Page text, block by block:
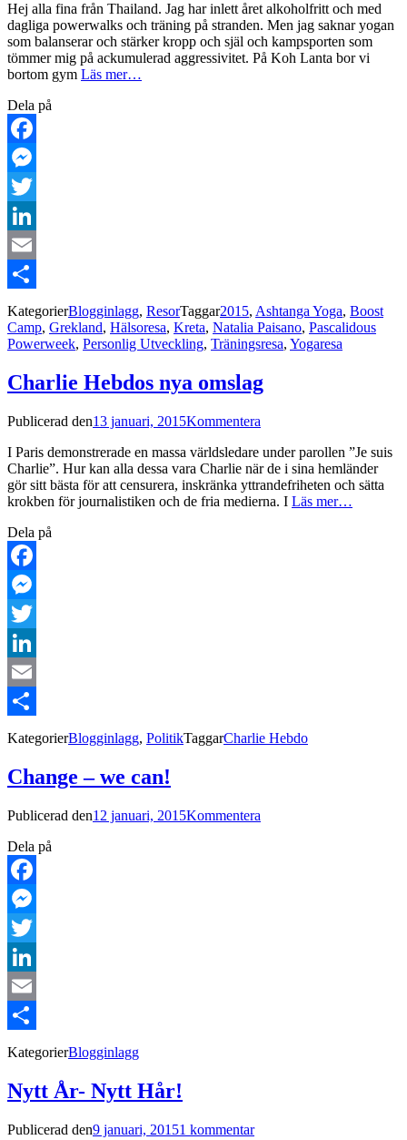
Hej alla fina från Thailand. Jag har inlett året alkoholfritt och med
dagliga powerwalks och träning på stranden. Men jag saknar yogan
som balanserar och stärker kropp och själ och kampsporten som
tömmer mig på ackumulerad aggressivitet. På Koh Lanta bor vi
bortom gym Läs mer…
Dela på
Facebook
Messenger
Twitter
LinkedIn
Email
Dela
KategorierBlogginlagg, ResorTaggar2015, Ashtanga Yoga, Boost
Camp, Grekland, Hälsoresa, Kreta, Natalia Paisano, Pascalidous
Powerweek, Personlig Utveckling, Träningsresa, Yogaresa
Charlie Hebdos nya omslag
Publicerad den13 januari, 2015Kommentera
I Paris demonstrerade en massa världsledare under parollen ”Je suis
Charlie”. Hur kan alla dessa vara Charlie när de i sina hemländer
gör sitt bästa för att censurera, inskränka yttrandefriheten och sätta
krokben för journalistiken och de fria medierna. I Läs mer…
Dela på
Facebook
Messenger
Twitter
LinkedIn
Email
Dela
KategorierBlogginlagg, PolitikTaggarCharlie Hebdo
Change – we can!
Publicerad den12 januari, 2015Kommentera
Dela på
Facebook
Messenger
Twitter
LinkedIn
Email
Dela
KategorierBlogginlagg
Nytt År- Nytt Hår!
Publicerad den9 januari, 20151 kommentar